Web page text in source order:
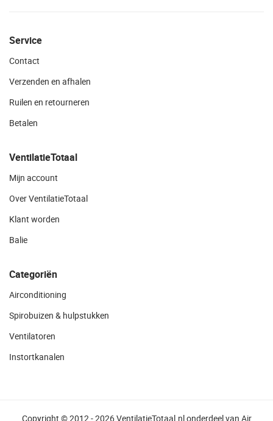
Service
Contact
Verzenden en afhalen
Ruilen en retourneren
Betalen
VentilatieTotaal
Mijn account
Over VentilatieTotaal
Klant worden
Balie
Categoriën
Airconditioning
Spirobuizen & hulpstukken
Ventilatoren
Instortkanalen
Copyright © 2012 - 2026 VentilatieTotaal.nl onderdeel van Air